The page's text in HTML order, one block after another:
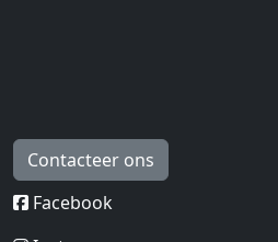
Contacteer ons
Facebook